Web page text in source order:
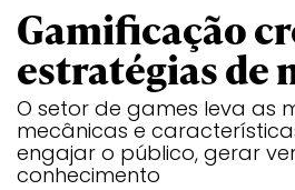
Gamificação
estratégias de
O setor de games leva as
mecânicas e
engajar o público, gerar
conhecimento